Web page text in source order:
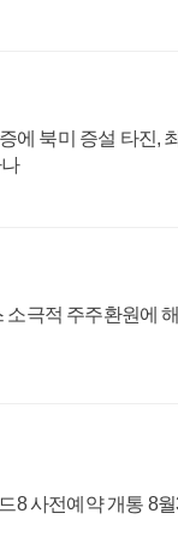
에 북미 증설 타진,
극적 주주환원에
8 사전예약 개통 8